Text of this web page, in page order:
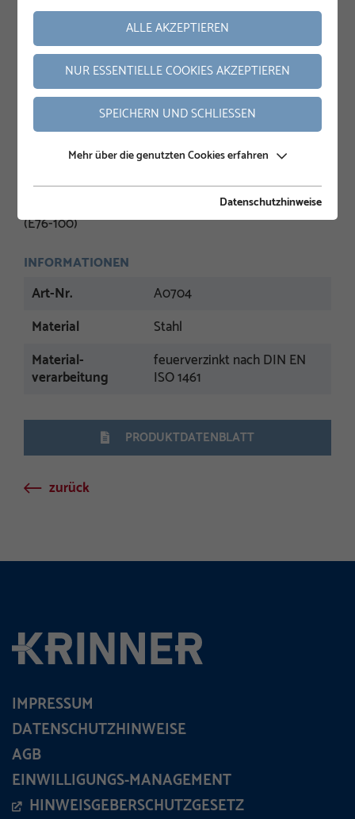
Klemmschraube für Schraubfundamente der E-Serie
(E76-100)
INFORMATIONEN
Art-Nr.
A0704
Material
Stahl
Material-
verarbeitung
feuerverzinkt nach DIN EN
ISO 1461
PRODUKTDATENBLATT
zurück
IMPRESSUM
DATENSCHUTZHINWEISE
AGB
EINWILLIGUNGS-MANAGEMENT
HINWEISGEBERSCHUTZGESETZ
ALLE AKZEPTIEREN
NUR ESSENTIELLE COOKIES AKZEPTIEREN
SPEICHERN UND SCHLIESSEN
Mehr über die genutzten Cookies erfahren
Datenschutzhinweise